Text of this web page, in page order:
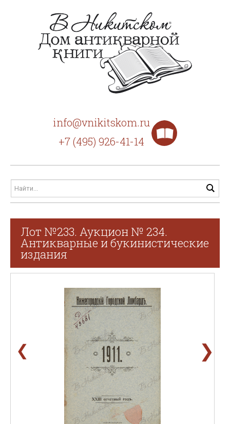
info@vnikitskom.ru
+7 (495) 926-41-14
Лот №233. Аукцион № 234.
Антикварные и букинистические
издания
❮ ❯